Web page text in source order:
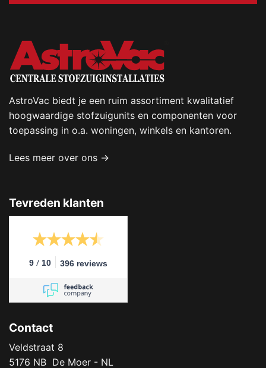
AstroVac biedt je een ruim assortiment kwalitatief
hoogwaardige stofzuigunits en componenten voor
toepassing in o.a. woningen, winkels en kantoren.
Lees meer over ons →
Tevreden klanten
9 / 10 396 reviews
Contact
Veldstraat 8
5176 NB De Moer - NL